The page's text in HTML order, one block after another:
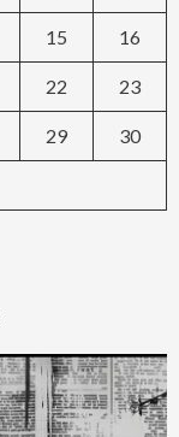
15 16
22 23
29 30